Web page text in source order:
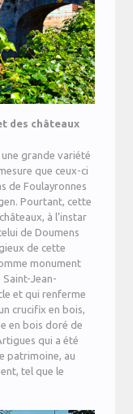
des châteaux
grande variété
que ceux-ci
de Foulayronnes
Pourtant, cette
à l’instar
de Doumens
de cette
monument
Saint-Jean-
et qui renferme
crucifix en bois,
en bois doré de
qui a été
patrimoine, au
tel que le